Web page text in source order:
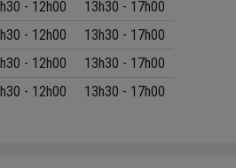
- 12h00
13h30 - 17h00
- 12h00
13h30 - 17h00
- 12h00
13h30 - 17h00
- 12h00 13h30 - 17h00